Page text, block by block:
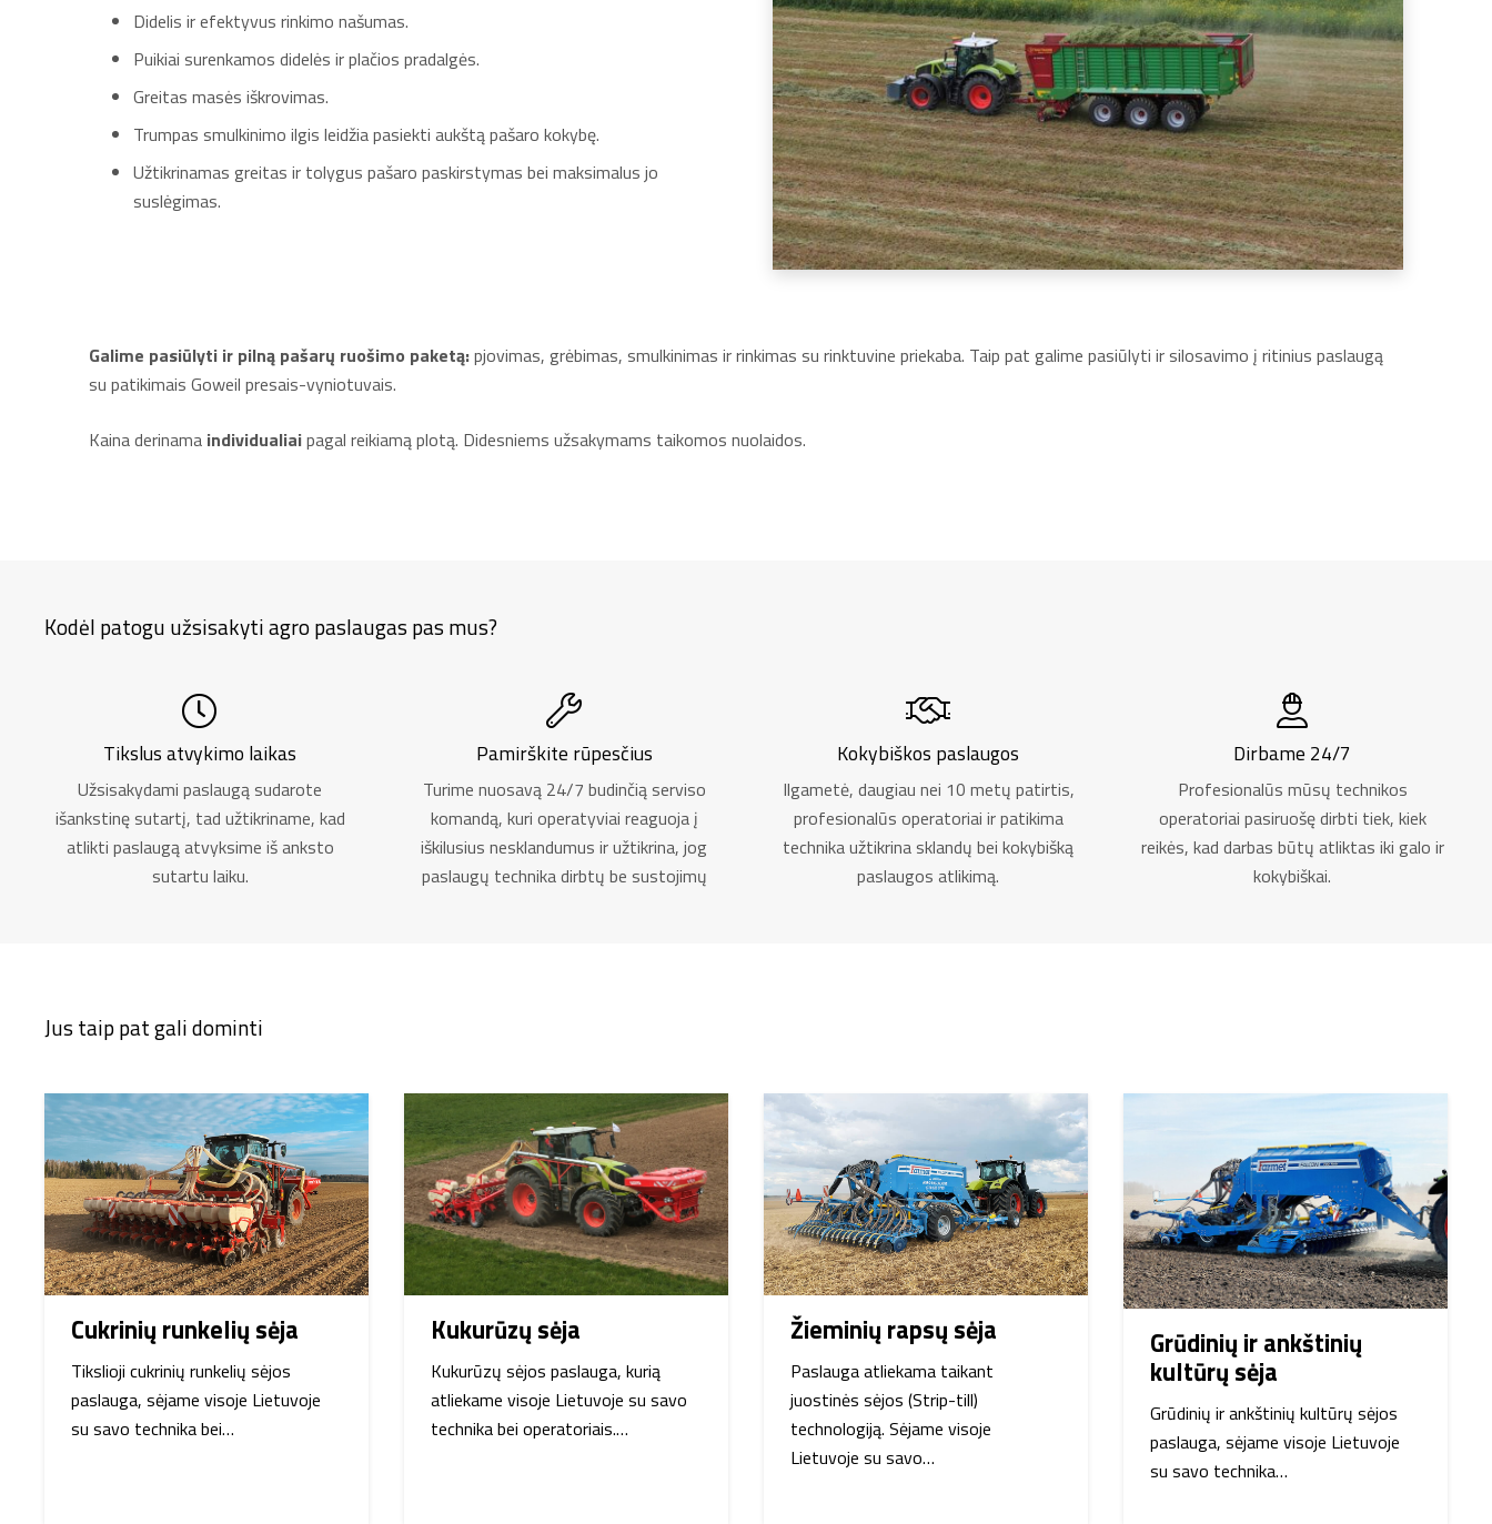
Didelis ir efektyvus rinkimo našumas.
Puikiai surenkamos didelės ir plačios pradalgės.
Greitas masės iškrovimas.
Trumpas smulkinimo ilgis leidžia pasiekti aukštą pašaro kokybę.
Užtikrinamas greitas ir tolygus pašaro paskirstymas bei maksimalus jo
suslėgimas.
Galime pasiūlyti ir pilną pašarų ruošimo paketą:pjovimas, grėbimas, smulkinimas ir rinkimas su rinktuvine priekaba. Taip pat galime pasiūlyti ir silosavimo į ritinius paslaugą
su patikimais Goweil presais-vyniotuvais.
Kaina derinama individualiaipagal reikiamą plotą. Didesniems užsakymams taikomos nuolaidos.
Kodėl patogu užsisakyti agro paslaugas pas mus?
Tikslus atvykimo laikas
Užsisakydami paslaugą sudarote
išankstinę sutartį, tad užtikriname, kad
atlikti paslaugą atvyksime iš anksto
sutartu laiku.
Pamirškite rūpesčius
Turime nuosavą 24/7 budinčią serviso
komandą, kuri operatyviai reaguoja į
iškilusius nesklandumus ir užtikrina, jog
paslaugų technika dirbtų be sustojimų
Kokybiškos paslaugos
Ilgametė, daugiau nei 10 metų patirtis,
profesionalūs operatoriai ir patikima
technika užtikrina sklandų bei kokybišką
paslaugos atlikimą.
Dirbame 24/7
Profesionalūs mūsų technikos
operatoriai pasiruošę dirbti tiek, kiek
reikės, kad darbas būtų atliktas iki galo ir
kokybiškai.
Jus taip pat gali dominti
Cukrinių runkelių sėja
Tikslioji cukrinių runkelių sėjos
paslauga, sėjame visoje Lietuvoje
su savo technika bei…
Kukurūzų sėja
Kukurūzų sėjos paslauga, kurią
atliekame visoje Lietuvoje su savo
technika bei operatoriais.…
Žieminių rapsų sėja
Paslauga atliekama taikant
juostinės sėjos (Strip-till)
technologiją. Sėjame visoje
Lietuvoje su savo…
Grūdinių ir ankštinių
kultūrų sėja
Grūdinių ir ankštinių kultūrų sėjos
paslauga, sėjame visoje Lietuvoje
su savo technika…